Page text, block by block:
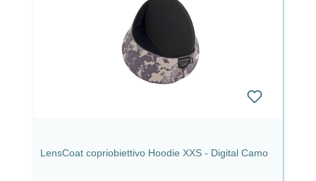
LensCoat copriobiettivo Hoodie XXS - Digital Camo